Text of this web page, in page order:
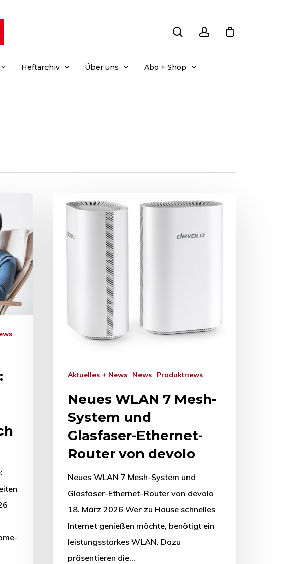
Heftarchiv Über uns Abo + Shop
Aktuelles + News News Produktnews
Neues WLAN 7 Mesh-
System und
Glasfaser-Ethernet-
Router von devolo
Neues WLAN 7 Mesh-System und
Glasfaser-Ethernet-Router von devolo
18. März 2026 Wer zu Hause schnelles
Internet genießen möchte, benötigt ein
leistungsstarkes WLAN. Dazu
präsentieren die…